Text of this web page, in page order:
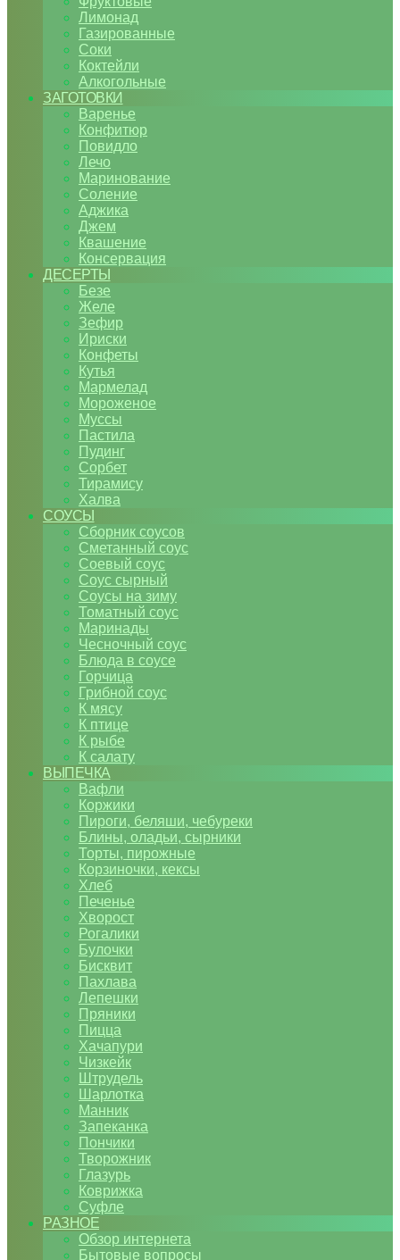
Лимонад
Газированные
Соки
Коктейли
Алкогольные
ЗАГОТОВКИ
Варенье
Конфитюр
Повидло
Лечо
Маринование
Соление
Аджика
Джем
Квашение
Консервация
ДЕСЕРТЫ
Безе
Желе
Зефир
Ириски
Конфеты
Кутья
Мармелад
Мороженое
Муссы
Пастила
Пудинг
Сорбет
Тирамису
Халва
СОУСЫ
Сборник соусов
Сметанный соус
Соевый соус
Соус сырный
Соусы на зиму
Томатный соус
Маринады
Чесночный соус
Блюда в соусе
Горчица
Грибной соус
К мясу
К птице
К рыбе
К салату
ВЫПЕЧКА
Вафли
Коржики
Пироги, беляши, чебуреки
Блины, оладьи, сырники
Торты, пирожные
Корзиночки, кексы
Хлеб
Печенье
Хворост
Рогалики
Булочки
Бисквит
Пахлава
Лепешки
Пряники
Пицца
Хачапури
Чизкейк
Штрудель
Шарлотка
Манник
Запеканка
Пончики
Творожник
Глазурь
Коврижка
Суфле
РАЗНОЕ
Обзор интернета
Бытовые вопросы